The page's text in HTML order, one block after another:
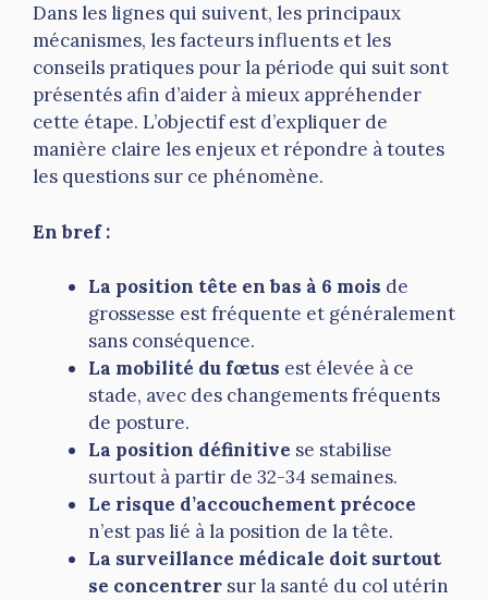
Dans les lignes qui suivent, les principaux
mécanismes, les facteurs influents et les
conseils pratiques pour la période qui suit sont
présentés afin d’aider à mieux appréhender
cette étape. L’objectif est d’expliquer de
manière claire les enjeux et répondre à toutes
les questions sur ce phénomène.
En bref :
La position tête en bas à 6 mois de
grossesse est fréquente et généralement
sans conséquence.
La mobilité du fœtus est élevée à ce
stade, avec des changements fréquents
de posture.
La position définitive se stabilise
surtout à partir de 32-34 semaines.
Le risque d’accouchement précoce
n’est pas lié à la position de la tête.
La surveillance médicale doit surtout
se concentrer sur la santé du col utérin